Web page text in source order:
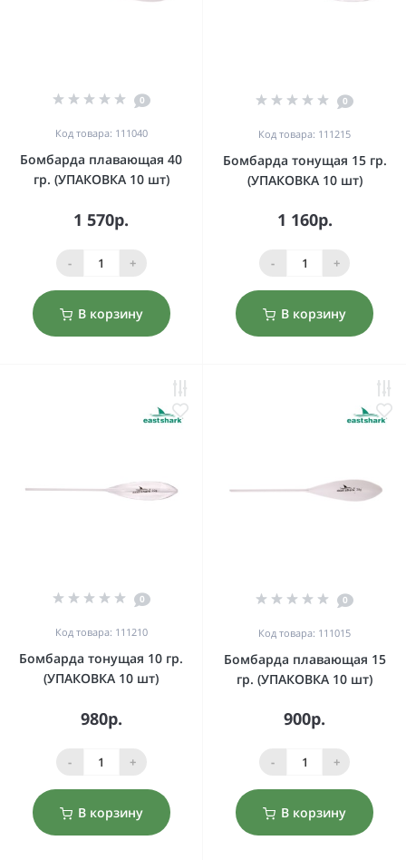
0
Код товара: 111040
Бомбарда плавающая 40
гр. (УПАКОВКА 10 шт)
1 570р.
- +
В корзину
0
Код товара: 111215
Бомбарда тонущая 15 гр.
(УПАКОВКА 10 шт)
1 160р.
- +
В корзину
0
Код товара: 111210
Бомбарда тонущая 10 гр.
(УПАКОВКА 10 шт)
980р.
- +
В корзину
0
Код товара: 111015
Бомбарда плавающая 15
гр. (УПАКОВКА 10 шт)
900р.
- +
В корзину